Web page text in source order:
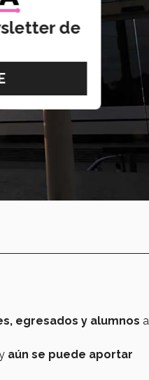
egresados y alumnos a
aún se puede aportar
de